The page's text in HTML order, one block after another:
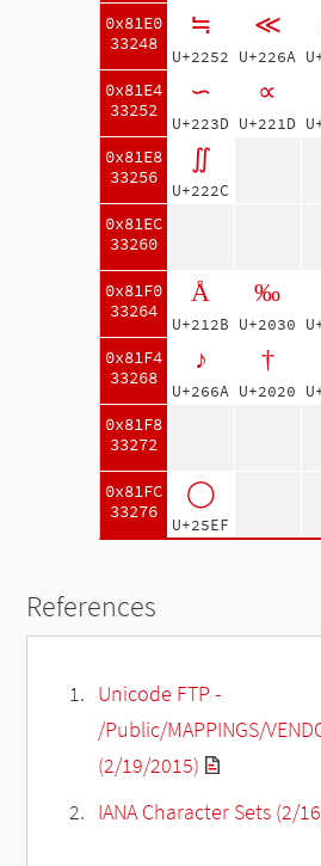
0x81E0
33248
0x81E4
33252
0x81E8
33256
0x81EC
33260
0x81F0
33264
0x81F4
33268
0x81F8
33272
0x81FC
33276
≒
U+2252
≪
U+226A
∽
U+223D
∝
U+221D
∬
U+222C
Å
U+212B
‰
U+2030
♪
U+266A
†
U+2020
◯
U+25EF
References
Unicode FTP -
/Public/MAPPINGS/
(2/19/2015)
IANA Character Sets (2/